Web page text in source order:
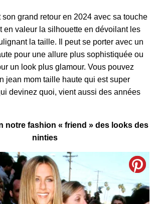
son grand retour en 2024 avec sa touche
en valeur la silhouette en dévoilant les
la taille. Il peut se porter avec un
pour une allure plus sophistiquée ou
un look plus glamour. Vous pouvez
jean mom taille haute qui est super
devinez quoi, vient aussi des années
notre fashion « friend » des looks des
ninties